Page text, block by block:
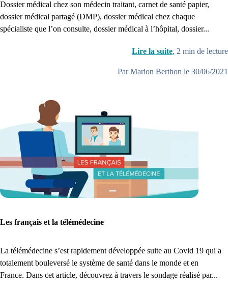
Dossier médical chez son médecin traitant, carnet de santé papier,
dossier médical partagé (DMP), dossier médical chez chaque
spécialiste que l’on consulte, dossier médical à l’hôpital, dossier...
Lire la suite, 2 min de lecture
Par Marion Berthon le 30/06/2021
Les français et la télémédecine
La télémédecine s’est rapidement développée suite au Covid 19 qui a
totalement bouleversé le système de santé dans le monde et en
France. Dans cet article, découvrez à travers le sondage réalisé par...